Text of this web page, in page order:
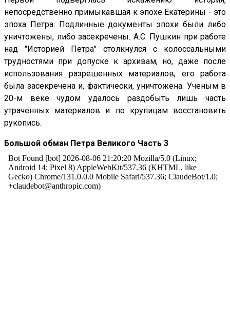
непосредственно примыкавшая к эпохе Екатерины - это
эпоха Петра. Подлинные документы эпохи были либо
уничтожены, либо засекречены. А.С. Пушкин при работе
над "Историей Петра" столкнулся с колоссальными
трудностями при допуске к архивам, но, даже после
использования разрешенных материалов, его работа
была засекречена и, фактически, уничтожена. Ученым в
20-м веке чудом удалось раздобыть лишь часть
утраченных материалов и по крупицам восстановить
рукопись.
Большой обман Петра Великого Часть 3